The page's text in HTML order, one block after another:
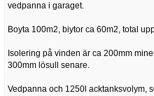
vedpanna i garaget.
Boyta 100m2, biytor ca 60m2, total
Isolering på vinden är ca 200mm
300mm lösull senare.
Vedpanna och 1250l acktanksvolym,